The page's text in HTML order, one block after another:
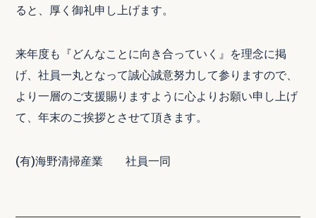
ると、厚く御礼申し上げます。
来年度も『どんなことに向き合っていく』を理念に掲
げ、社員一丸となって誠心誠意努力して参りますので、
より一層のご支援賜りますように心よりお願い申し上げ
て、年末のご挨拶とさせて頂きます。
(有)海野清掃産業 社員一同